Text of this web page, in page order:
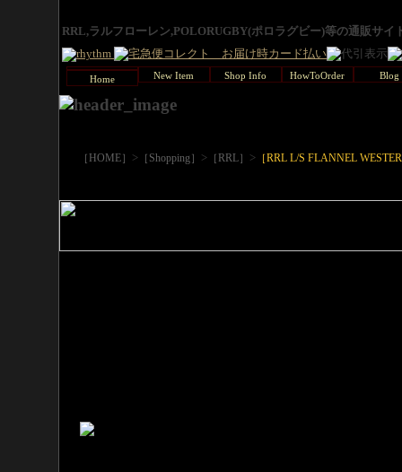
RRL,ラルフローレン,POLORUGBY(ポロラグビー)等の通販サ
Home New Item Shop Info HowToOrder Blog
［HOME］ > ［Shopping］ > ［RRL］ > ［RRL L/S FLANNEL